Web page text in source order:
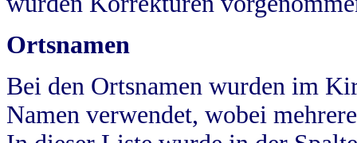
Ortsnamen
Bei den Ortsnamen wurden im
Namen verwendet, wobei